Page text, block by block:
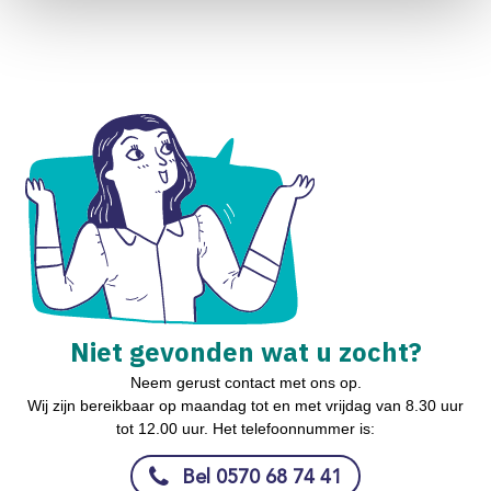
Niet gevonden wat u zocht?
Neem gerust contact met ons op.
Wij zijn bereikbaar op maandag tot en met vrijdag van 8.30 uur
tot 12.00 uur. Het telefoonnummer is:
Bel 0570 68 74 41